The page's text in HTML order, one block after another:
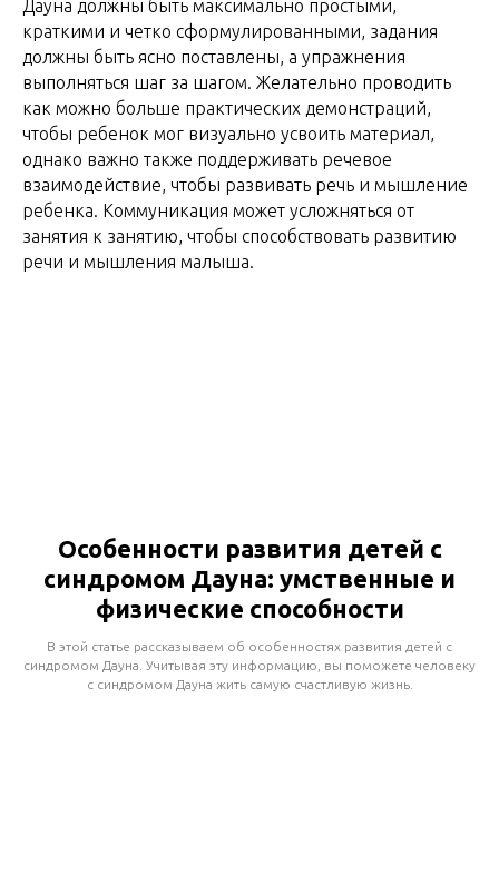
Дауна должны быть максимально простыми,
краткими и четко сформулированными, задания
должны быть ясно поставлены, а упражнения
выполняться шаг за шагом. Желательно проводить
как можно больше практических демонстраций,
чтобы ребенок мог визуально усвоить материал,
однако важно также поддерживать речевое
взаимодействие, чтобы развивать речь и мышление
ребенка. Коммуникация может усложняться от
занятия к занятию, чтобы способствовать развитию
речи и мышления малыша.
Особенности развития детей с
синдромом Дауна: умственные и
физические способности
В этой статье рассказываем об особенностях развития детей с
синдромом Дауна. Учитывая эту информацию, вы поможете человеку
с синдромом Дауна жить самую счастливую жизнь.